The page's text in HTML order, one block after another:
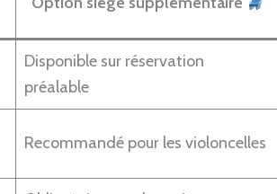
Disponible sur réservation
préalable
Recommandé pour les violoncelles